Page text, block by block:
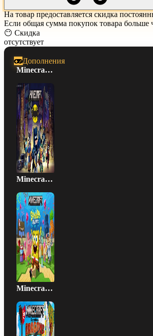
На товар предоставляется скидка
Если общая сумма покупок товара больше
😶 Скидка
отсутствует
Дополнения
Minecraft Batman
Minecraft - SpongeBob SquarePants
Minecraft - How To Train Your Dragon